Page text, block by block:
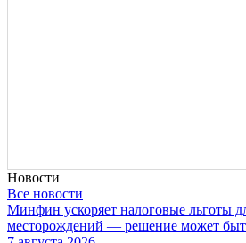
Новости
Все новости
Минфин ускоряет налоговые льготы
месторождений — решение может